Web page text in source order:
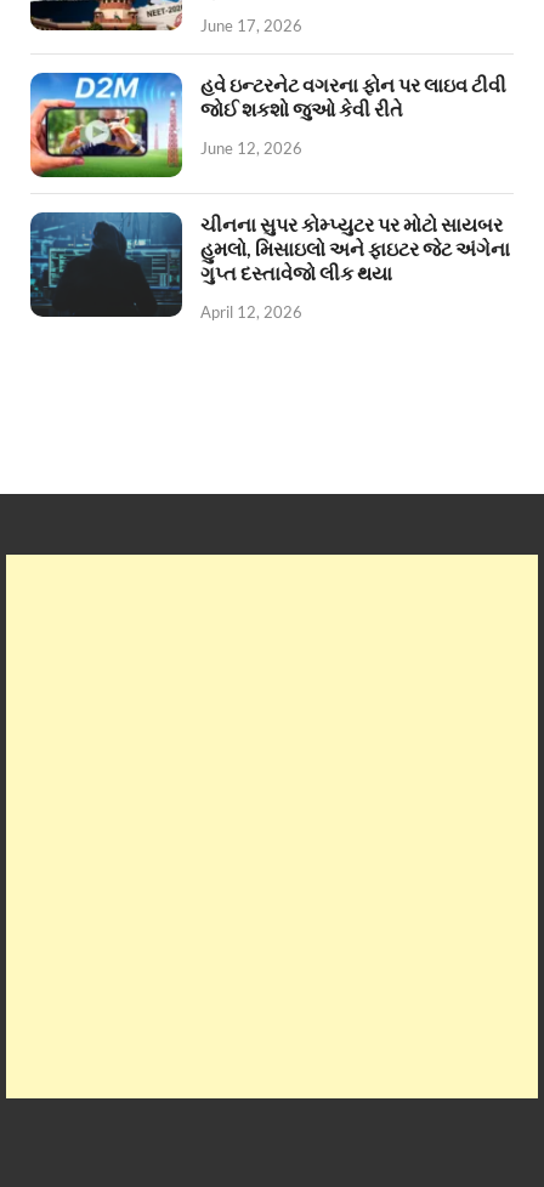
June 17, 2026
હવે ઇન્ટરનેટ વગરના ફોન પર લાઇવ ટીવી
જોઈ શકશો જુઓ કેવી રીતે
June 12, 2026
ચીનના સુપર કોમ્પ્યુટર પર મોટો સાયબર
હુમલો, મિસાઇલો અને ફાઇટર જેટ અંગેના
ગુપ્ત દસ્તાવેજો લીક થયા
April 12, 2026